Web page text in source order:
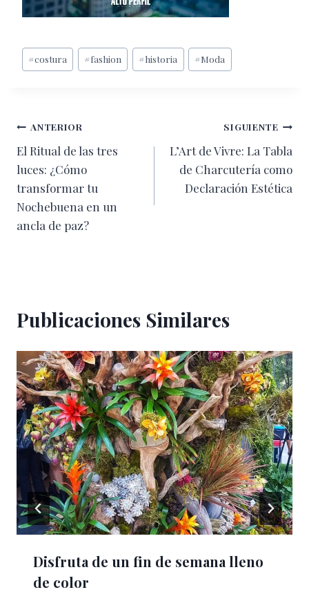
Etiquetas
de
#costura #fashion #historia #Moda
Navegación
de
entradas
ANTERIOR
El Ritual de las tres
luces: ¿Cómo
transformar tu
Nochebuena en un
ancla de paz?
SIGUIENTE
L’Art de Vivre: La Tabla
de Charcutería como
Declaración Estética
Publicaciones Similares
Disfruta de un fin de semana lleno
de color